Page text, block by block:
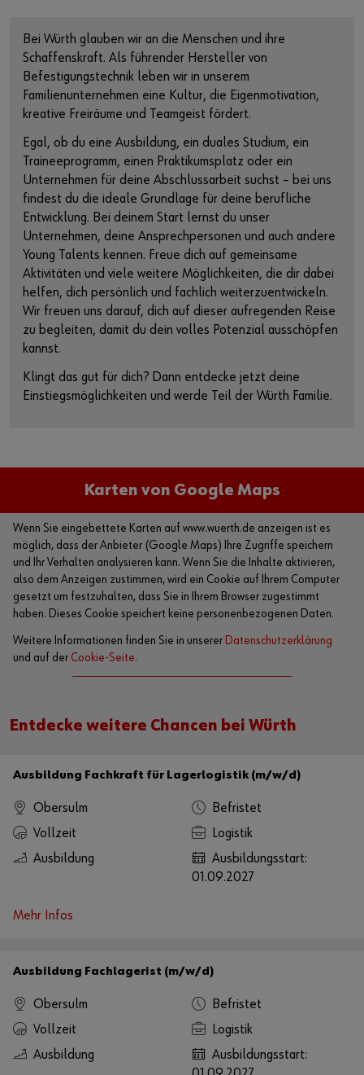
Bei Würth glauben wir an die Menschen und ihre
Schaffenskraft. Als führender Hersteller von
Befestigungstechnik leben wir in unserem
Familienunternehmen eine Kultur, die Eigenmotivation,
kreative Freiräume und Teamgeist fördert.
Egal, ob du eine Ausbildung, ein duales Studium, ein
Traineeprogramm, einen Praktikumsplatz oder ein
Unternehmen für deine Abschlussarbeit suchst – bei uns
findest du die ideale Grundlage für deine berufliche
Entwicklung. Bei deinem Start lernst du unser
Unternehmen, deine Ansprechpersonen und auch andere
Young Talents kennen. Freue dich auf gemeinsame
Aktivitäten und viele weitere Möglichkeiten, die dir dabei
helfen, dich persönlich und fachlich weiterzuentwickeln.
Wir freuen uns darauf, dich auf dieser aufregenden Reise
zu begleiten, damit du dein volles Potenzial ausschöpfen
kannst.
Klingt das gut für dich? Dann entdecke jetzt deine
Einstiegsmöglichkeiten und werde Teil der Würth Familie.
Karten von Google Maps
Wenn Sie eingebettete Karten auf www.wuerth.de anzeigen ist es
möglich, dass der Anbieter (Google Maps) Ihre Zugriffe speichern
und Ihr Verhalten analysieren kann. Wenn Sie die Inhalte aktivieren,
also dem Anzeigen zustimmen, wird ein Cookie auf Ihrem Computer
gesetzt um festzuhalten, dass Sie in Ihrem Browser zugestimmt
haben. Dieses Cookie speichert keine personenbezogenen Daten.
Weitere Informationen finden Sie in unserer Datenschutzerklärung
und auf der Cookie-Seite.
Alternativ können Sie auch diesen Link verwenden, um die Karte direkt
q=49.25945881935212,9.681551671804105
Entdecke weitere Chancen bei Würth
Ausbildung Fachkraft für Lagerlogistik (m/w/d)
Obersulm
Befristet
Vollzeit
Logistik
Ausbildung
Ausbildungsstart:
01.09.2027
Mehr Infos
Ausbildung Fachlagerist (m/w/d)
Obersulm
Befristet
Vollzeit
Logistik
Ausbildung
Ausbildungsstart: